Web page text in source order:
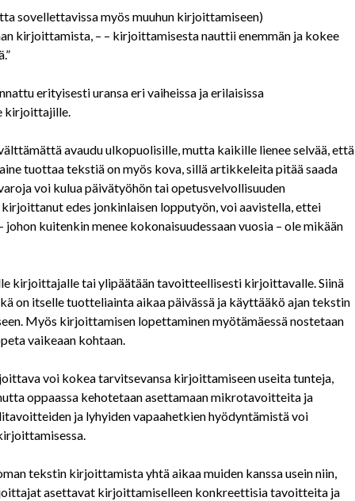
sovellettavissa myös muuhun kirjoittamiseen)
kirjoittamista, – – kirjoittamisesta nauttii enemmän ja kokee
erityisesti uransa eri vaiheissa ja erilaisissa
kirjoittajille.
avaudu ulkopuolisille, mutta kaikille lienee selvää, että
tuottaa tekstiä on myös kova, sillä artikkeleita pitää saada
voi kulua päivätyöhön tai opetusvelvollisuuden
kirjoittanut edes jonkinlaisen lopputyön, voi aavistella, ettei
kuitenkin menee kokonaisuudessaan vuosia – ole mikään
kirjoittajalle tai ylipäätään tavoitteellisesti kirjoittavalle. Siinä
on itselle tuotteliainta aikaa päivässä ja käyttääkö ajan tekstin
Myös kirjoittamisen lopettaminen myötämäessä nostetaan
vaikeaan kohtaan.
voi kokea tarvitsevansa kirjoittamiseen useita tunteja,
oppaassa kehotetaan asettamaan mikrotavoitteita ja
ja lyhyiden vapaahetkien hyödyntämistä voi
tekstin kirjoittamista yhtä aikaa muiden kanssa usein niin,
asettavat kirjoittamiselleen konkreettisia tavoitteita ja